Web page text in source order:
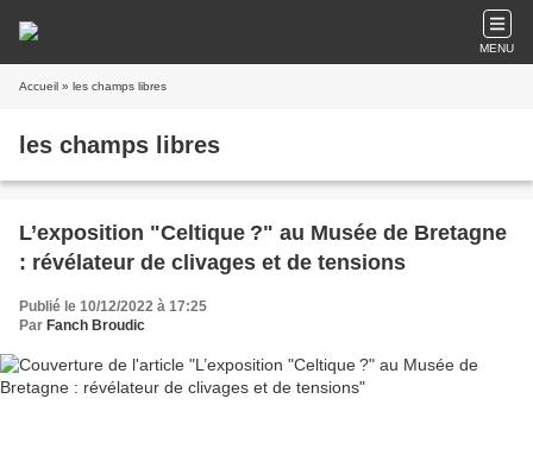
MENU
Accueil » les champs libres
les champs libres
L’exposition "Celtique ?" au Musée de Bretagne
: révélateur de clivages et de tensions
Publié le 10/12/2022 à 17:25
Par Fanch Broudic